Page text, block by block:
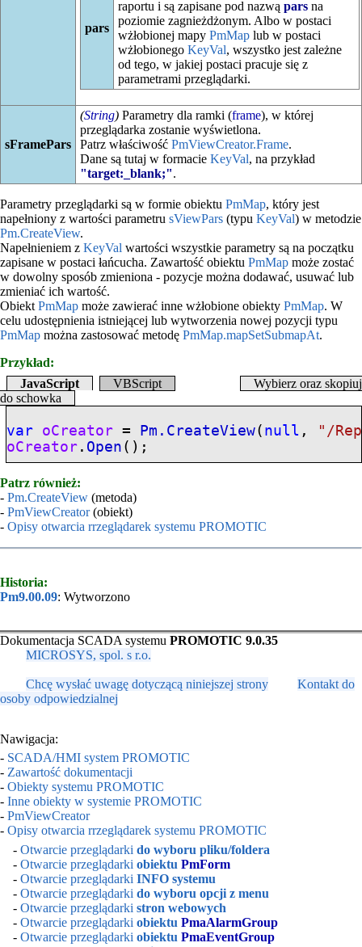
pars
raportu i są zapisane pod nazwą parsna
poziomie zagnieżdżonym. Albo w postaci
wżłobionej mapy PmMaplub w postaci
wżłobionego KeyVal, wszystko jest zależne
od tego, w jakiej postaci pracuje się z
parametrami przeglądarki.
sFramePars
(String)Parametry dla ramki (frame), w której
przeglądarka zostanie wyświetlona.
Patrz właściwość PmViewCreator.Frame.
Dane są tutaj w formacie KeyVal, na przykład
"target:_blank;".
Parametry przeglądarki są w formie obiektu PmMap, który jest
napełniony z wartości parametru sViewPars (typu KeyVal) w metodzie
Pm.CreateView.
Napełnieniem z KeyVal wartości wszystkie parametry są na początku
zapisane w postaci łańcucha. Zawartość obiektu PmMap może zostać
w dowolny sposób zmieniona - pozycje można dodawać, usuwać lub
zmieniać ich wartość.
Obiekt PmMap może zawierać inne wżłobione obiekty PmMap. W
celu udostępnienia istniejącej lub wytworzenia nowej pozycji typu
PmMap można zastosować metodę PmMap.mapSetSubmapAt.
Przykład:
JavaScript
VBScript
Wybierz oraz skopiuj
do schowka
var oCreator = Pm.CreateView( null ,
"/
oCreator . Open ();
Patrz również:
- Pm.CreateView (metoda)
- PmViewCreator(obiekt)
- Opisy otwarcia rrzeglądarek systemu PROMOTIC
Historia:
Pm9.00.09: Wytworzono
Dokumentacja SCADA systemu PROMOTIC 9.0.35
MICROSYS, spol. s r.o.
Chcę wysłać uwagę dotyczącą niniejszej strony
Kontakt do
osoby odpowiedzialnej
Nawigacja:
- SCADA/HMI system PROMOTIC
- Zawartość dokumentacji
- Obiekty systemu PROMOTIC
- Inne obiekty w systemie PROMOTIC
- PmViewCreator
- Opisy otwarcia rrzeglądarek systemu PROMOTIC
- Otwarcie przeglądarki do wyboru pliku/foldera
- Otwarcie przeglądarki obiektu PmForm
- Otwarcie przeglądarki INFO systemu
- Otwarcie przeglądarki do wyboru opcji z menu
- Otwarcie przeglądarki stron webowych
- Otwarcie przeglądarki obiektu PmaAlarmGroup
- Otwarcie przeglądarki obiektu PmaEventGroup